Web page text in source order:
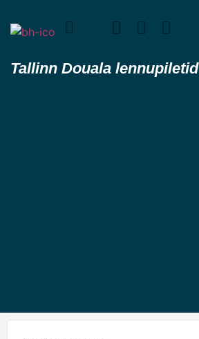
Tallinn Douala lennupiletid